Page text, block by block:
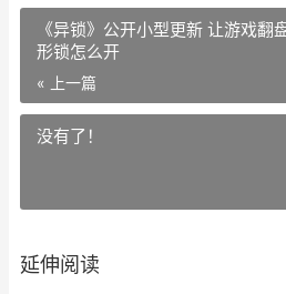
《异锁》公开小型更新 让游戏翻
形锁怎么开
« 上一篇
没有了！
延伸阅读